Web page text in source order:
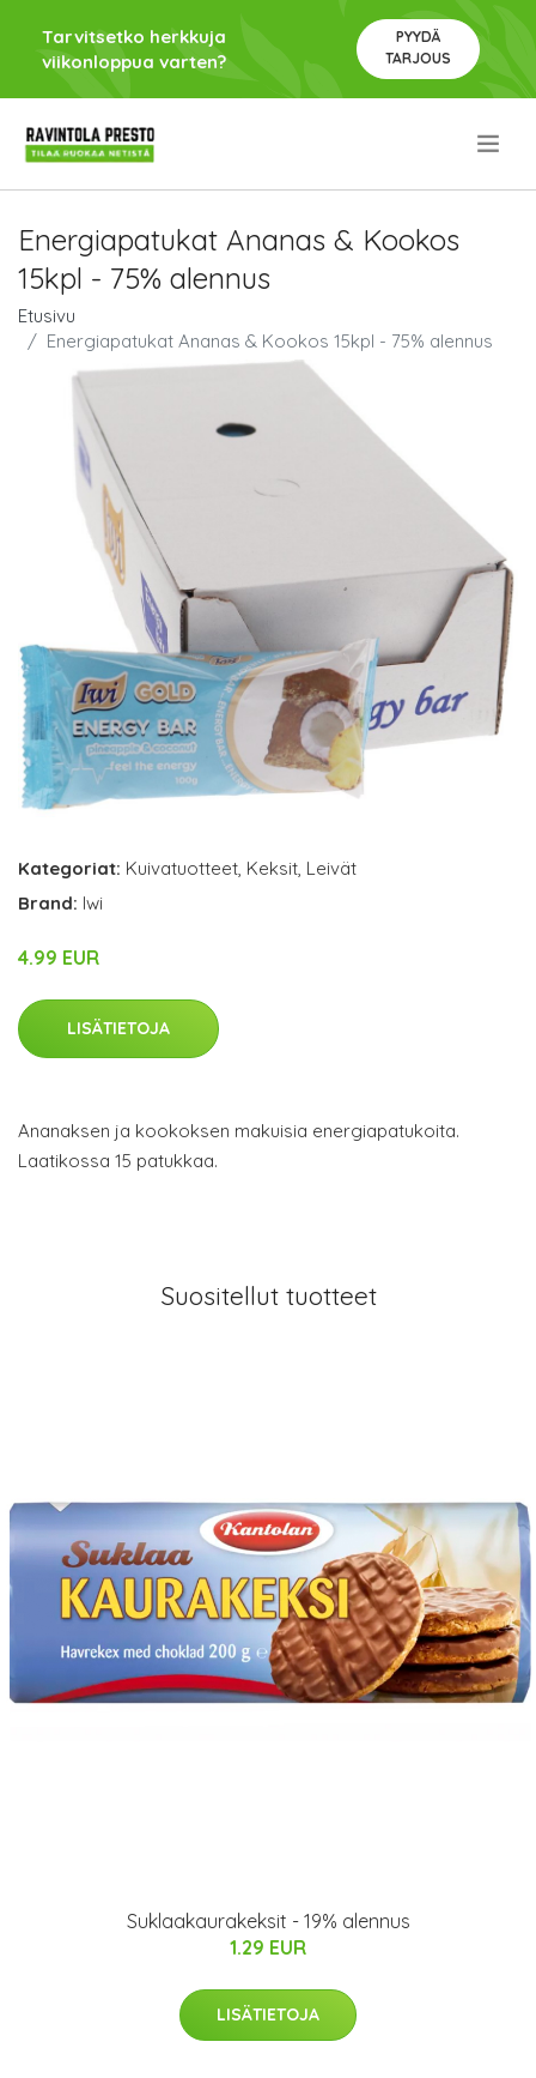
Tarvitsetko herkkuja
viikonloppua varten?
PYYDÄ
TARJOUS
Energiapatukat Ananas & Kookos
15kpl - 75% alennus
Etusivu
Energiapatukat Ananas & Kookos 15kpl - 75% alennus
Kategoriat: Kuivatuotteet, Keksit, Leivät
Brand: Iwi
4.99 EUR
LISÄTIETOJA
Ananaksen ja kookoksen makuisia energiapatukoita.
Laatikossa 15 patukkaa.
Suositellut tuotteet
Suklaakaurakeksit - 19% alennus
1.29 EUR
LISÄTIETOJA